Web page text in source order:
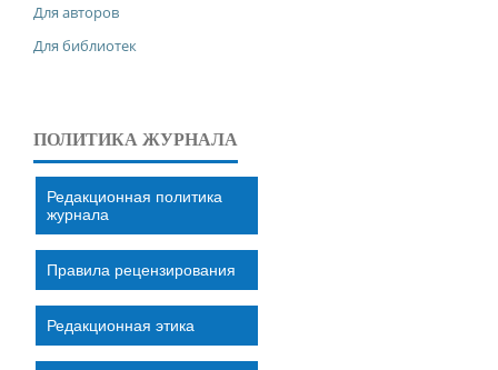
Для авторов
Для библиотек
ПОЛИТИКА ЖУРНАЛА
Редакционная политика
журнала
Правила рецензирования
Редакционная этика